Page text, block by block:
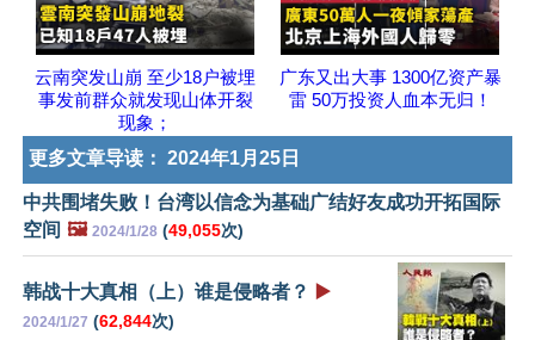
云南突发山崩 至少18户被埋
事发前群众就发现山体开裂
现象；
广东又出大事 1300亿资产暴
雷 50万投资人血本无归！
更多文章导读： 2024年1月25日
中共围堵失败！台湾以信念为基础广结好友成功开拓国际
空间 🖼️ 2024/1/28 (49,055次)
韩战十大真相（上）谁是侵略者？ ▶️
2024/1/27 (62,844次)